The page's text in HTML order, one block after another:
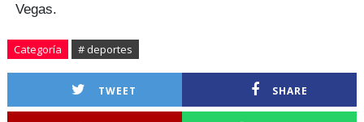
Vegas.
Categoría # deportes
TWEET SHARE